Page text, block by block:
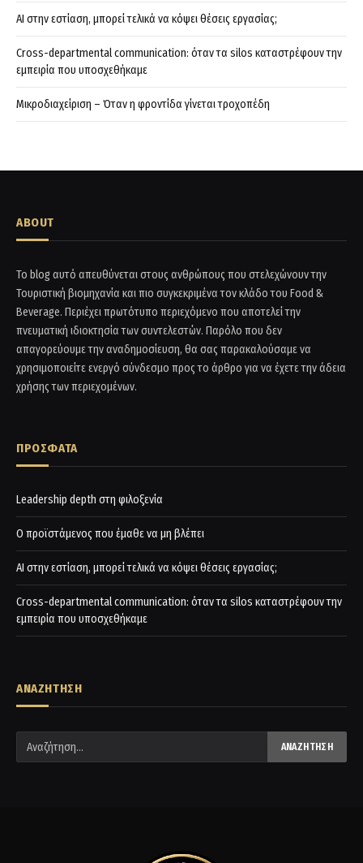
AI στην εστίαση, μπορεί τελικά να κόψει θέσεις εργασίας;
Cross-departmental communication: όταν τα silos καταστρέφουν την
εμπειρία που υποσχεθήκαμε
Μικροδιαχείριση – Όταν η φροντίδα γίνεται τροχοπέδη
ABOUT
Το blog αυτό απευθύνεται στους ανθρώπους που στελεχώνουν την
Τουριστική βιομηχανία και πιο συγκεκριμένα τον κλάδο του Food &
Beverage. Περιέχει πρωτότυπο περιεχόμενο που αποτελεί την
πνευματική ιδιοκτησία των συντελεστών. Παρόλο που δεν
απαγορεύουμε την αναδημοσίευση, θα σας παρακαλούσαμε να
χρησιμοποιείτε ενεργό σύνδεσμο προς το άρθρο για να έχετε την άδεια
χρήσης των περιεχομένων.
ΠΡΟΣΦΑΤΑ
Leadership depth στη φιλοξενία
Ο προϊστάμενος που έμαθε να μη βλέπει
AI στην εστίαση, μπορεί τελικά να κόψει θέσεις εργασίας;
Cross-departmental communication: όταν τα silos καταστρέφουν την
εμπειρία που υποσχεθήκαμε
ΑΝΑΖΗΤΗΣΗ